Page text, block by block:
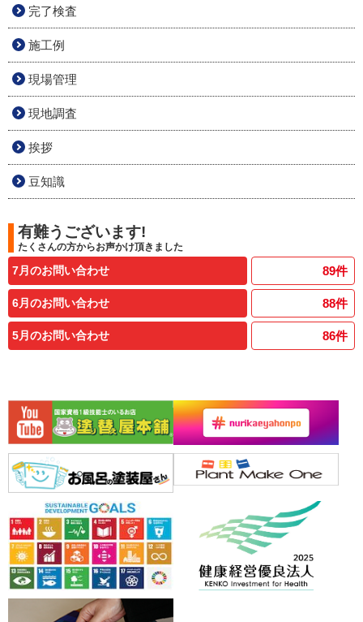
完了検査
施工例
現場管理
現地調査
挨拶
豆知識
有難うございます!
たくさんの方からお声かけ頂きました
7月のお問い合わせ 89件
6月のお問い合わせ 88件
5月のお問い合わせ 86件